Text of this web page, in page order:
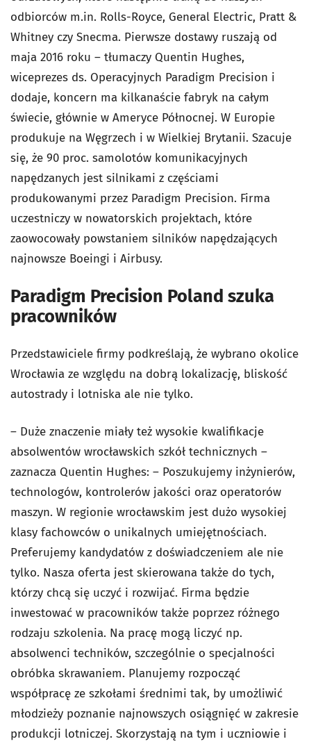
odbiorców m.in. Rolls-Royce, General Electric, Pratt &
Whitney czy Snecma. Pierwsze dostawy ruszają od
maja 2016 roku – tłumaczy Quentin Hughes,
wiceprezes ds. Operacyjnych Paradigm Precision i
dodaje, koncern ma kilkanaście fabryk na całym
świecie, głównie w Ameryce Północnej. W Europie
produkuje na Węgrzech i w Wielkiej Brytanii. Szacuje
się, że 90 proc. samolotów komunikacyjnych
napędzanych jest silnikami z częściami
produkowanymi przez Paradigm Precision. Firma
uczestniczy w nowatorskich projektach, które
zaowocowały powstaniem silników napędzających
najnowsze Boeingi i Airbusy.
Paradigm Precision Poland szuka
pracowników
Przedstawiciele firmy podkreślają, że wybrano okolice
Wrocławia ze względu na dobrą lokalizację, bliskość
autostrady i lotniska ale nie tylko.
– Duże znaczenie miały też wysokie kwalifikacje
absolwentów wrocławskich szkół technicznych –
zaznacza Quentin Hughes: – Poszukujemy inżynierów,
technologów, kontrolerów jakości oraz operatorów
maszyn. W regionie wrocławskim jest dużo wysokiej
klasy fachowców o unikalnych umiejętnościach.
Preferujemy kandydatów z doświadczeniem ale nie
tylko. Nasza oferta jest skierowana także do tych,
którzy chcą się uczyć i rozwijać. Firma będzie
inwestować w pracowników także poprzez różnego
rodzaju szkolenia. Na pracę mogą liczyć np.
absolwenci techników, szczególnie o specjalności
obróbka skrawaniem. Planujemy rozpocząć
współpracę ze szkołami średnimi tak, by umożliwić
młodzieży poznanie najnowszych osiągnięć w zakresie
produkcji lotniczej. Skorzystają na tym i uczniowie i